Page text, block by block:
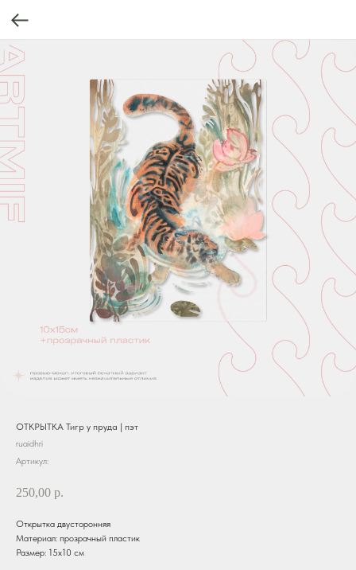
ОТКРЫТКА Тигр у пруда | пэт
ruaidhri
Артикул:
250,00 р.
Открытка двусторонняя
Материал: прозрачный пластик
Размер: 15х10 см